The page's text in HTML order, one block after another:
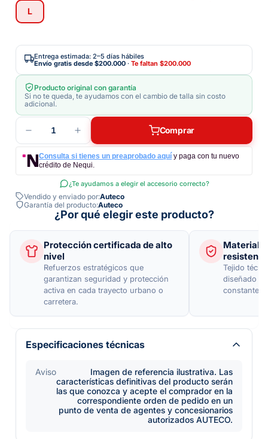
L
Entrega estimada: 2–5 días hábiles
Envío gratis desde $200.000 · Te faltan $200.000
Producto original con garantía
Si no te queda, te ayudamos con el cambio de talla sin costo
adicional.
1 Comprar
Consulta si tienes un preaprobado aquí y paga con tu nuevo
crédito de Nequi.
¿Te ayudamos a elegir el accesorio correcto?
Vendido y enviado por:Auteco
Garantía del producto:Auteco
¿Por qué elegir este producto?
Protección certificada de alto
nivel
Refuerzos estratégicos que
garantizan seguridad y protección
activa en cada trayecto urbano o
carretera.
Material
Tejido
diseñado
constante
Especificaciones técnicas
Aviso
Imagen de referencia ilustrativa. Las
características definitivas del producto serán
las que conozca y acepte el comprador en la
correspondiente orden de pedido en un
punto de venta de agentes y concesionarios
autorizados AUTECO.